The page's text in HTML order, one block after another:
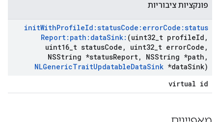
פונקציות ציבוריות
initWithProfileId:statusCode:errorCode:status
Report:path:dataSink: (uint32 t profileId ,
uint16 t statusCode , uint32 t errorCode ,
NSString *statusReport, NSString *path ,
NLGenericTraitUpdatableDataSink *dataSink)
virtual id